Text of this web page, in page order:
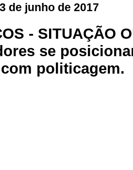
de junho de 2017
- SITUAÇÃO
se
politicagem.